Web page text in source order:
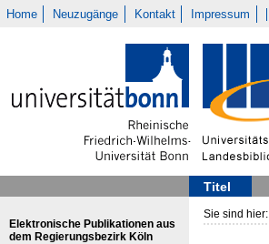
Home Neuzugänge Kontakt Impressum
Titel
Elektronische Publikationen aus
dem Regierungsbezirk Köln
Sie sind hier: